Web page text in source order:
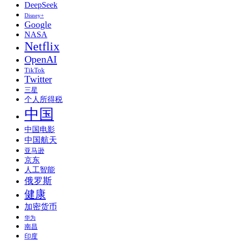
DeepSeek
Disney+
Google
NASA
Netflix
OpenAI
TikTok
Twitter
三星
个人所得税
中国
中国电影
中国航天
亚马逊
京东
人工智能
俄罗斯
健康
加密货币
华为
南昌
印度